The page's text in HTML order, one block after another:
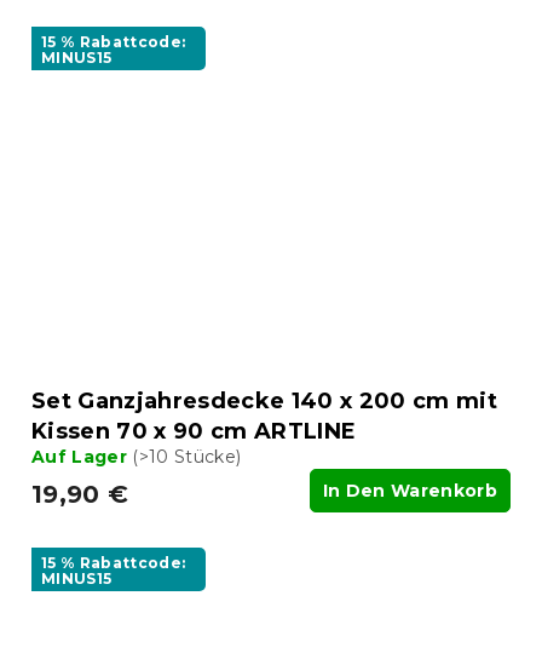
15 % Rabattcode:
MINUS15
Set Ganzjahresdecke 140 x 200 cm mit
Kissen 70 x 90 cm ARTLINE
Auf Lager (>10 Stücke)
19,90 € In Den Warenkorb
15 % Rabattcode:
MINUS15